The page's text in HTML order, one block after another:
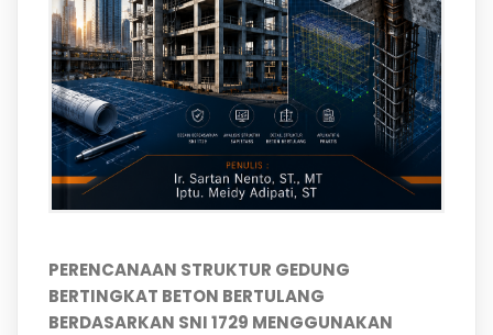
PERENCANAAN STRUKTUR GEDUNG
BERTINGKAT BETON BERTULANG
BERDASARKAN SNI 1729 MENGGUNAKAN